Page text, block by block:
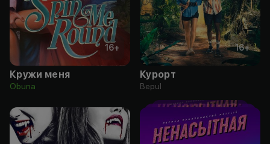
16+
Кружи меня
Obuna
16+
Курорт
Bepul